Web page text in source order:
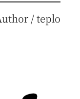
/ teplo